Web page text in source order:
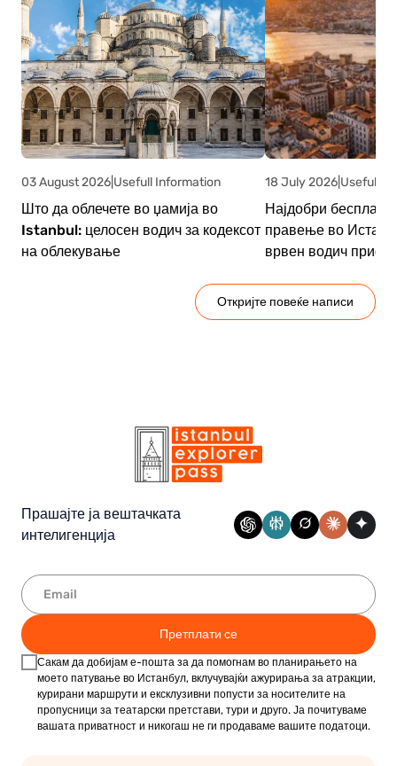
Откријте повеќе написи
03 August 2026 Usefull Information
Што да облечете во џамија во
Istanbul: целосен водич за кодексот
на облекување
18 July 2026 Usefull
Најдобри
правење во
врвен водич
Прашајте ја вештачката
интелигенција
Претплати се
Сакам да добијам е-пошта за да помогнам во планирањето на
моето патување во Истанбул, вклучувајќи ажурирања за атракции,
курирани маршрути и ексклузивни попусти за носителите на
пропусници за театарски претстави, тури и друго. Ја почитуваме
вашата приватност и никогаш не ги продаваме вашите податоци.